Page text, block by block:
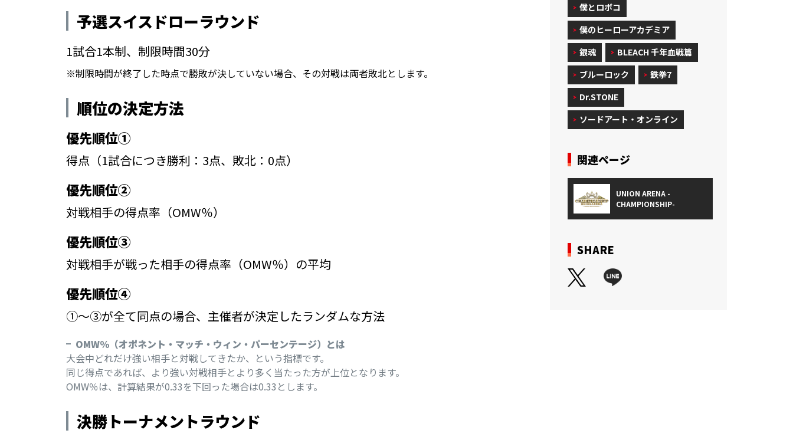
予選スイスドローラウンド
1試合1本制、制限時間30分
※制限時間が終了した時点で勝敗が決していない場合、その対戦は両者敗北とします。
順位の決定方法
優先順位①
得点（1試合につき勝利：3点、敗北：0点）
優先順位②
対戦相手の得点率（OMW％）
優先順位③
対戦相手が戦った相手の得点率（OMW％）の平均
優先順位④
①～③が全て同点の場合、主催者が決定したランダムな方法
OMW％（オポネント・マッチ・ウィン・パーセンテージ）とは
大会中どれだけ強い相手と対戦してきたか、という指標です。
同じ得点であれば、より強い対戦相手とより多く当たった方が上位となります。
OMW％は、計算結果が0.33を下回った場合は0.33とします。
決勝トーナメントラウンド
僕とロボコ
僕のヒーローアカデミア
銀魂
BLEACH 千年血戦篇
ブルーロック
鉄拳7
Dr.STONE
ソードアート・オンライン
関連ページ
UNION ARENA -
CHAMPIONSHIP-
SHARE